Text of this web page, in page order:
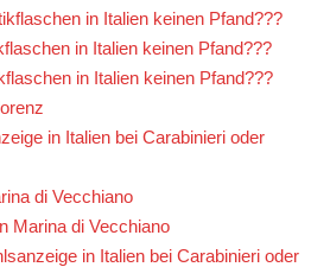
in Italien keinen Pfand???
in Italien keinen Pfand???
in Italien keinen Pfand???
in Italien bei Carabinieri oder
di Vecchiano
Marina di Vecchiano
in Italien bei Carabinieri oder